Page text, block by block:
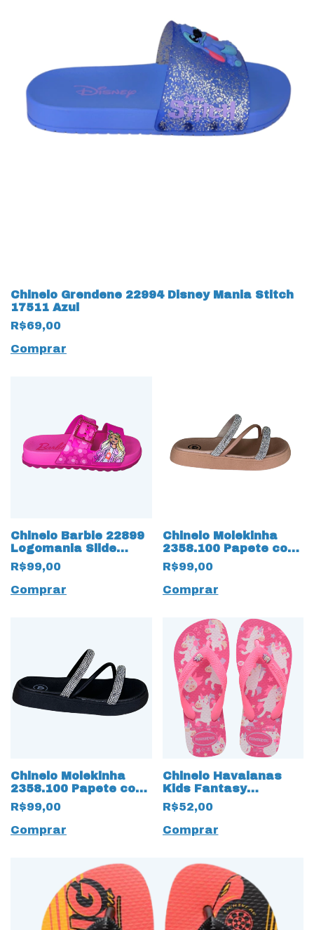
Chinelo Grendene 22994 Disney Mania Stitch
17511 Azul
R$69,00
Comprar
Chinelo Barbie 22899
Logomania Slide
17510 Rosa
R$99,00
Comprar
Chinelo Molekinha
2358.100 Papete com
Strass 17481 Creme
R$99,00
Comprar
Chinelo Molekinha
2358.100 Papete com
Strass 17480 Preto
R$99,00
Comprar
Chinelo Havaianas
Kids Fantasy
Unicórnio 18326 Rosa
Flux
R$52,00
Comprar